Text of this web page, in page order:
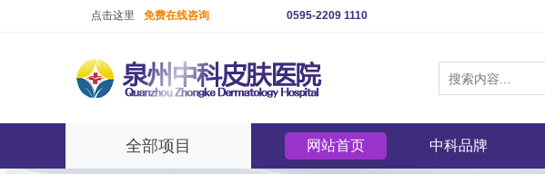
点击这里 免费在线咨询 0595-2209 1110
全部项目 网站首页 中科品牌